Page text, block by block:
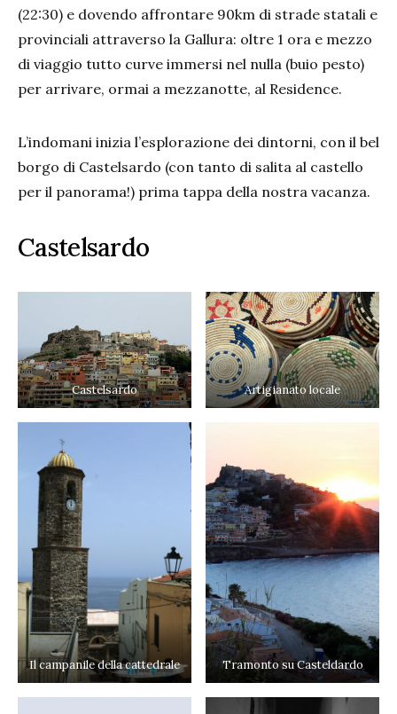
(22:30) e dovendo affrontare 90km di strade statali e
provinciali attraverso la Gallura: oltre 1 ora e mezzo
di viaggio tutto curve immersi nel nulla (buio pesto)
per arrivare, ormai a mezzanotte, al Residence.
L’indomani inizia l’esplorazione dei dintorni, con il bel
borgo di Castelsardo (con tanto di salita al castello
per il panorama!) prima tappa della nostra vacanza.
Castelsardo
Castelsardo Artigianato locale
Il campanile della cattedrale Tramonto su Casteldardo